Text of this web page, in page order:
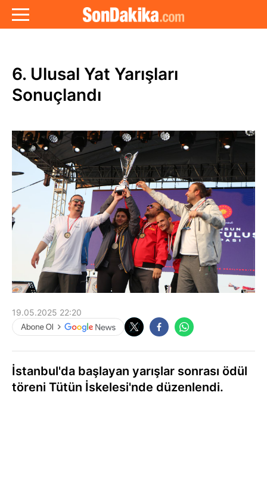
6. Ulusal Yat Yarışları
Sonuçlandı
19.05.2025 22:20
İstanbul'da başlayan yarışlar sonrası ödül
töreni Tütün İskelesi'nde düzenlendi.